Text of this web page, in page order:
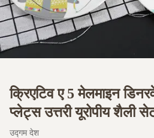
क्रिएटिव ए 5 मेलमाइन
प्लेट्स उत्तरी यूरोपीय शैली
उद्गम देश